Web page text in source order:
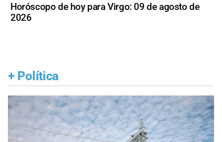
Horóscopo de hoy para Virgo: 09 de agosto de
2026
+ Política